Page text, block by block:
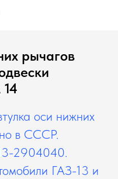
рычагов
14
оси нижних
в СССР.
2904040.
ГАЗ-13 и